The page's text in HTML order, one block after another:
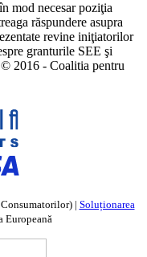
mod necesar poziţia
răspundere asupra
revine iniţiatorilor
granturile SEE şi
2016 - Coalitia pentru
| Soluționarea
Europeană